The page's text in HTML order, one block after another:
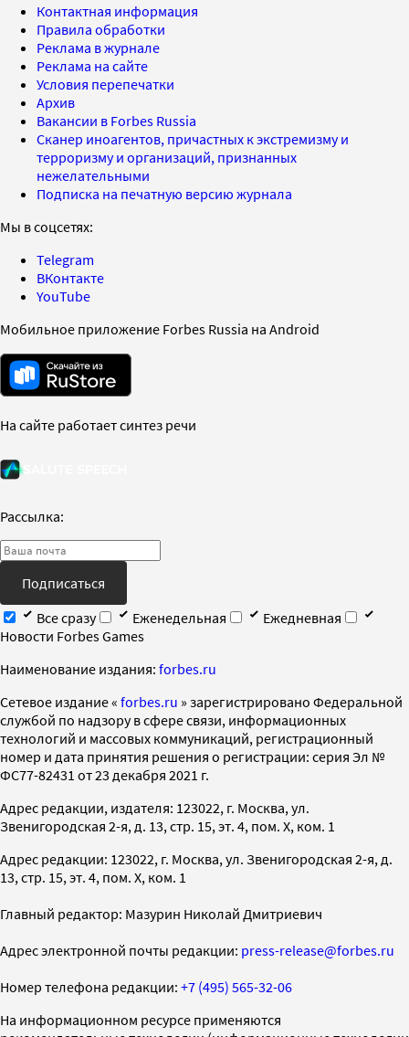
Контактная информация
Правила обработки
Реклама в журнале
Реклама на сайте
Условия перепечатки
Архив
Вакансии в Forbes Russia
Сканер иноагентов, причастных к экстремизму и
терроризму и организаций, признанных
нежелательными
Подписка на печатную версию журнала
Мы в соцсетях:
Telegram
ВКонтакте
YouTube
Мобильное приложение Forbes Russia на Android
На сайте работает синтез речи
Рассылка:
Подписаться
Все сразу
Еженедельная
Ежедневная
Новости Forbes Games
Наименование издания: forbes.ru
Cетевое издание « forbes.ru » зарегистрировано Федеральной
службой по надзору в сфере связи, информационных
технологий и массовых коммуникаций, регистрационный
номер и дата принятия решения о регистрации: серия Эл №
ФС77-82431 от 23 декабря 2021 г.
Адрес редакции, издателя: 123022, г. Москва, ул.
Звенигородская 2-я, д. 13, стр. 15, эт. 4, пом. X, ком. 1
Адрес редакции: 123022, г. Москва, ул. Звенигородская 2-я, д.
13, стр. 15, эт. 4, пом. X, ком. 1
Главный редактор: Мазурин Николай Дмитриевич
Адрес электронной почты редакции: press-release@forbes.ru
Номер телефона редакции: +7 (495) 565-32-06
На информационном ресурсе применяются